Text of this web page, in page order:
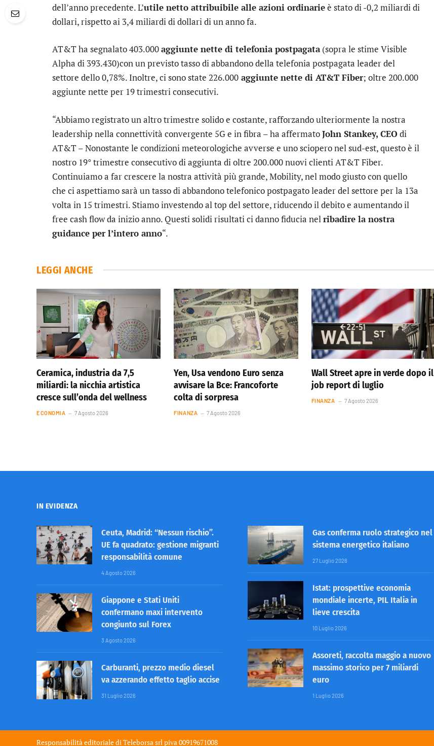
dell’anno precedente. L’utile netto attribuibile alle azioni ordinarieè stato di -0,2 miliardi di
dollari, rispetto ai 3,4 miliardi di dollari di un anno fa.
AT&T ha segnalato 403.000aggiunte nette di telefonia postpagata(sopra le stime Visible
Alpha di 393.430)con un previsto tasso di abbandono della telefonia postpagata leader del
settore dello 0,78%. Inoltre, ci sono state 226.000 aggiunte nette di AT&T Fiber; oltre 200.000
aggiunte nette per 19 trimestri consecutivi.
“Abbiamo registrato un altro trimestre solido e costante, rafforzando ulteriormente la nostra
leadership nella connettività convergente 5G e in fibra – ha affermatoJohn Stankey, CEO di
AT&T – Nonostante le condizioni meteorologiche avverse e uno sciopero nel sud-est, questo è il
nostro 19° trimestre consecutivo di aggiunta di oltre 200.000 nuovi clienti AT&T Fiber.
Continuiamo a far crescere la nostra attività più grande, Mobility, nel modo giusto con quello
che ci aspettiamo sarà un tasso di abbandono telefonico postpagato leader del settore per la 13a
volta in 15 trimestri. Stiamo investendo al top del settore, riducendo il debito e aumentando il
free cash flow da inizio anno. Questi solidi risultati ci danno fiducia nel ribadire la nostra
guidance per l’intero anno“.
LEGGI ANCHE
Ceramica, industria da 7,5
miliardi: la nicchia artistica
cresce sull’onda del wellness
ECONOMIA 7 Agosto 2026
Yen, Usa vendono Euro senza
avvisare la Bce: Francoforte
colta di sorpresa
FINANZA 7 Agosto 2026
Wall Street apre in verde dopo il
job report di luglio
FINANZA 7 Agosto 2026
IN EVIDENZA
Ceuta, Madrid: “Nessun rischio”.
UE fa quadrato: gestione migranti
responsabilità comune
4 Agosto 2026
Giappone e Stati Uniti
confermano maxi intervento
congiunto sul Forex
3 Agosto 2026
Carburanti, prezzo medio diesel
va azzerando effetto taglio accise
31 Luglio 2026
Gas conferma ruolo strategico nel
sistema energetico italiano
27 Luglio 2026
Istat: prospettive economia
mondiale incerte, PIL Italia in
lieve crescita
10 Luglio 2026
Assoreti, raccolta maggio a nuovo
massimo storico per 7 miliardi
euro
1 Luglio 2026
Responsabilità editoriale di Teleborsa srl piva 00919671008